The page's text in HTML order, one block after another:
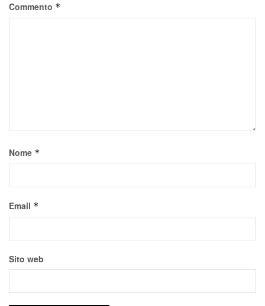
Commento *
Nome *
Email *
Sito web